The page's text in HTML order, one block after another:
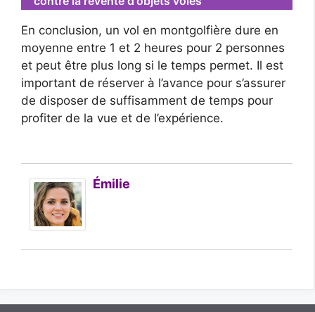
En conclusion, un vol en montgolfière dure en
moyenne entre 1 et 2 heures pour 2 personnes
et peut être plus long si le temps permet. Il est
important de réserver à l’avance pour s’assurer
de disposer de suffisamment de temps pour
profiter de la vue et de l’expérience.
Émilie